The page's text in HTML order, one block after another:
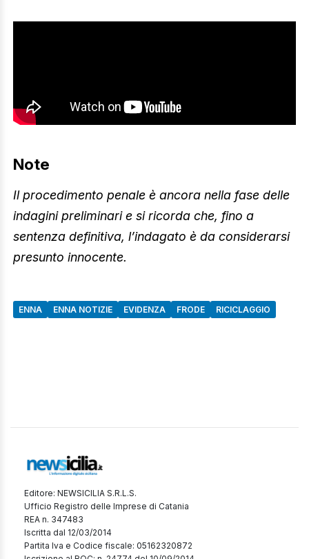
Note
Il procedimento penale è ancora nella fase delle
indagini preliminari e si ricorda che, fino a
sentenza definitiva, l’indagato è da considerarsi
presunto innocente.
ENNA ENNA NOTIZIE EVIDENZA FRODE RICICLAGGIO
Editore: NEWSICILIA S.R.L.S.
Ufficio Registro delle Imprese di Catania
REA n. 347483
Iscritta dal 12/03/2014
Partita Iva e Codice fiscale: 05162320872